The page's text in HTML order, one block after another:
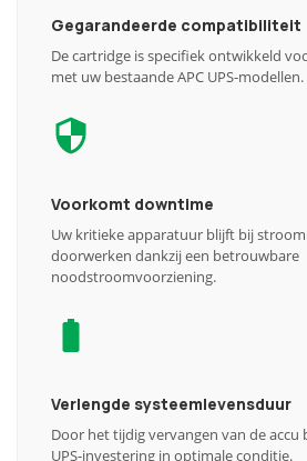
Gegarandeerde compatibiliteit
De cartridge is specifiek ontwikkeld
met uw bestaande APC UPS-modellen.
Voorkomt downtime
Uw kritieke apparatuur blijft bij
doorwerken dankzij een betrouwbare
noodstroomvoorziening.
Verlengde systeemlevensduur
Door het tijdig vervangen van de accu
UPS-investering in optimale conditie.